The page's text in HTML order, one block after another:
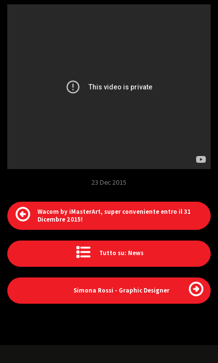
23 Dec 2015
Wacom by iMasterArt, super conveniente entro il 31
Dicembre 2015!
Tutto su: News
Simona Rossi - Graphic Designer